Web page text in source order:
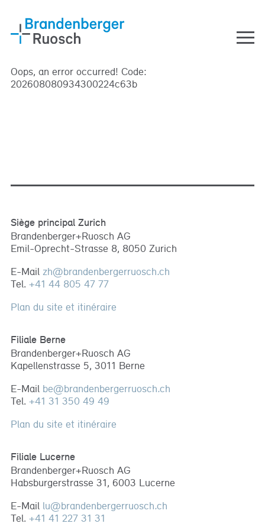
Aller à la navigation
DE EN
FR
Conseil aux entreprises
Team
Travailler chez nous
Conseil en maîtrise
Conseil immobilier
Conseil aux entreprises
Publication
Articles spécialisés
gestion de projets
Oops, an error occurred! Code:
202608080934300224c63b
Siège principal Zurich
Brandenberger+Ruosch AG
Emil-Oprecht-Strasse 8, 8050 Zurich
E-Mail zh@brandenbergerruosch.ch
Tel. +41 44 805 47 77
Plan du site et itinéraire
Filiale Berne
Brandenberger+Ruosch AG
Kapellenstrasse 5, 3011 Berne
E-Mail be@brandenbergerruosch.ch
Tel. +41 31 350 49 49
Plan du site et itinéraire
Filiale Lucerne
Brandenberger+Ruosch AG
Habsburgerstrasse 31, 6003 Lucerne
E-Mail lu@brandenbergerruosch.ch
Tel. +41 41 227 31 31